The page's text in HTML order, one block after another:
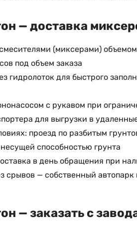
— доставка
(миксерами)
под объем заказа
гидролоток для быстрого
с рукавом при
для выгрузки в
проезд по разбитым
способностью грунта
в день обращения при
срывов — собственный
— заказать с